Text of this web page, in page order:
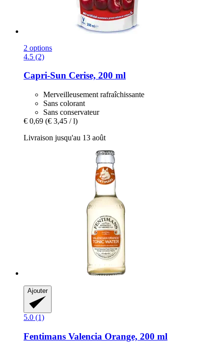
2 options
4.5 (2)
Capri-Sun Cerise, 200 ml
Merveilleusement rafraîchissante
Sans colorant
Sans conservateur
€ 0,69 (€ 3,45 / l)
Livraison jusqu'au 13 août
Ajouter
5.0 (1)
Fentimans Valencia Orange, 200 ml